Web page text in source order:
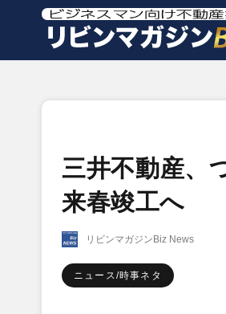
三井不動産、
来春竣工へ
リビンマガジンBiz News
ニュース/時事ネタ